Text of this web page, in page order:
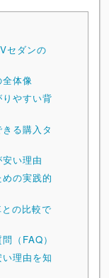
セダンの
体像
やすい背
る購入タ
い理由
の実践的
の比較で
（FAQ）
理由を知